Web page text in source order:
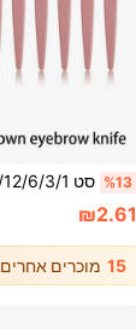
%13
₪2.61
15 מוכרים אחרים